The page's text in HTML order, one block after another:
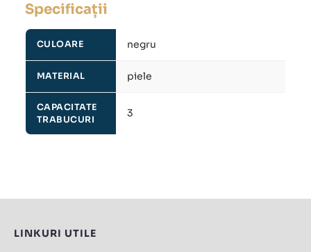
Specificații
CULOARE negru
MATERIAL piele
CAPACITATE
TRABUCURI
3
LINKURI UTILE